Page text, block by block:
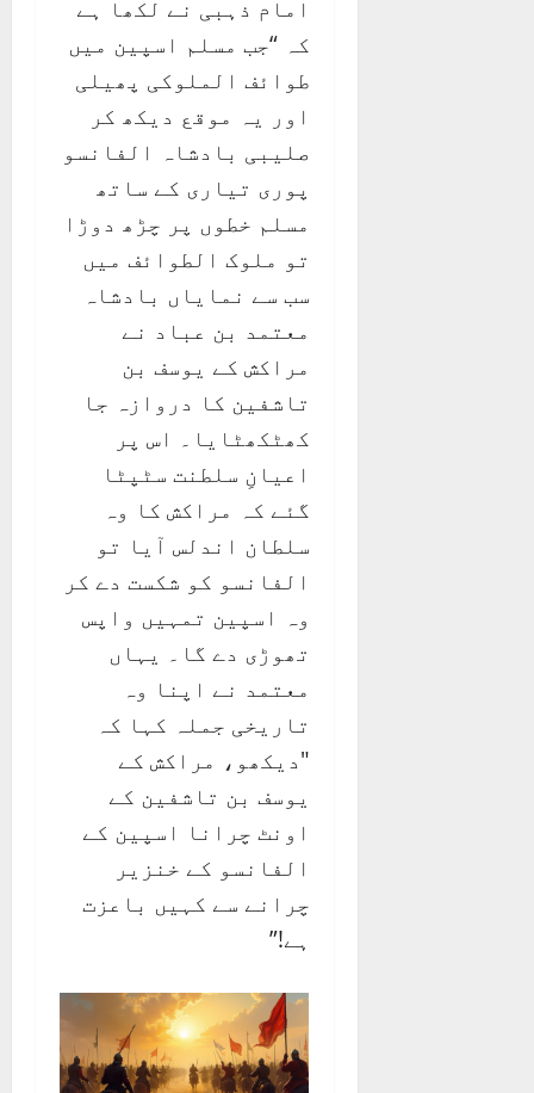
امام ذہبی نے لکھا ہے
کہ “جب مسلم اسپین میں
طوائف الملوکی پھیلی
اور یہ موقع دیکھ کر
صلیبی بادشاہ الفانسو
پوری تیاری کے ساتھ
مسلم خطوں پر چڑھ دوڑا
تو ملوک الطوائف میں
سب سے نمایاں بادشاہ
معتمد بن عباد نے
مراکش کے یوسف بن
تاشفین کا دروازہ جا
کھٹکھٹایا۔ اس پر
اعیانِ سلطنت سٹپٹا
گئے کہ مراکش کا وہ
سلطان اندلس آیا تو
الفانسو کو شکست دے کر
وہ اسپین تمہیں واپس
تھوڑی دے گا۔ یہاں
معتمد نے اپنا وہ
تاریخی جملہ کہا کہ
"دیکھو، مراکش کے
یوسف بن تاشفین کے
اونٹ چرانا اسپین کے
الفانسو کے خنزیر
چرانے سے کہیں باعزت
ہے!”